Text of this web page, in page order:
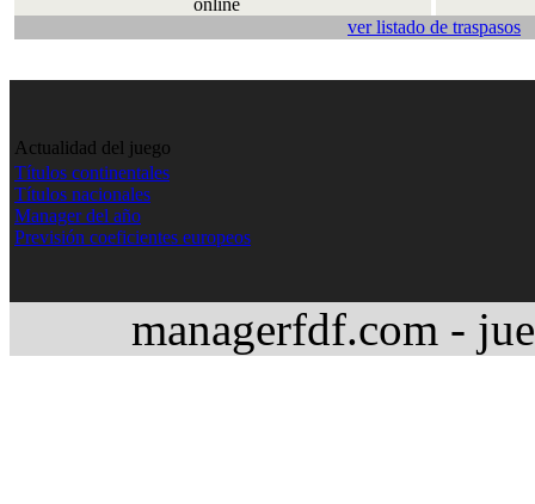
ver listado de traspasos
Actualidad del juego
Títulos continentales
Títulos nacionales
Manager del año
Previsión coeficientes europeos
managerfdf.com -